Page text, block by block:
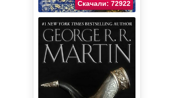
Скачали: 72922